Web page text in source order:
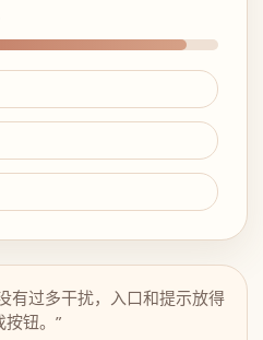
有过多干扰，入口和提示放得
钮。”